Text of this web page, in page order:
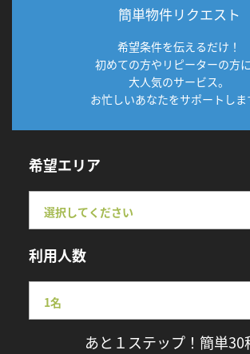
簡単物件リクエスト
希望条件を伝えるだけ！
初めての方やリピーターの方
大人気のサービス。
お忙しいあなたをサポートしま
希望エリア
利用人数
あと１ステップ！簡単30